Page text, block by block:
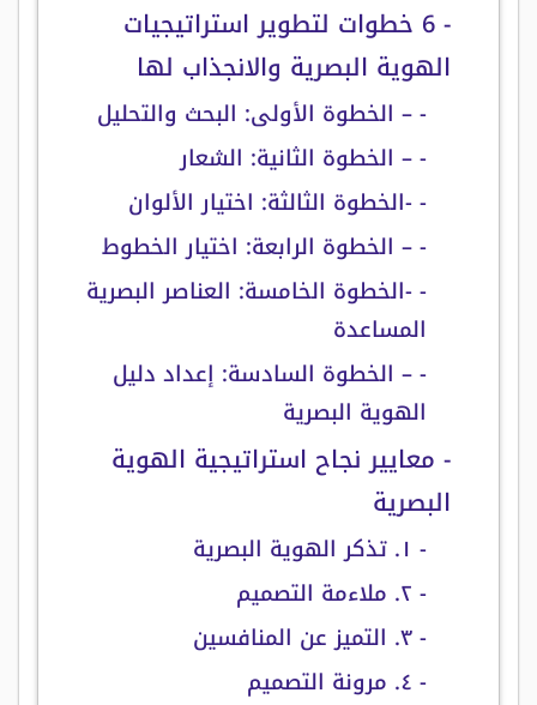
- 6 خطوات لتطوير استراتيجيات
الهوية البصرية والانجذاب لها
- – الخطوة الأولى: البحث والتحليل
- – الخطوة الثانية: الشعار
- -الخطوة الثالثة: اختيار الألوان
- – الخطوة الرابعة: اختيار الخطوط
- -الخطوة الخامسة: العناصر البصرية
المساعدة
- – الخطوة السادسة: إعداد دليل
الهوية البصرية
- معايير نجاح استراتيجية الهوية
البصرية
- ١. تذكر الهوية البصرية
- ٢. ملاءمة التصميم
- ٣. التميز عن المنافسين
- ٤. مرونة التصميم